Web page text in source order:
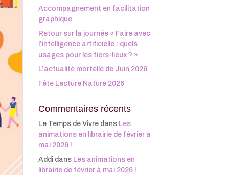
Accompagnement en facilitation
graphique
Retour sur la journée « Faire avec
l’intelligence artificielle : quels
usages pour les tiers-lieux ? »
L’actualité mortelle de Juin 2026
Fête Lecture Nature 2026
Commentaires récents
Le Temps de Vivredans Les
animations en librairie de février à
mai 2026 !
Addidans Les animations en
librairie de février à mai 2026 !